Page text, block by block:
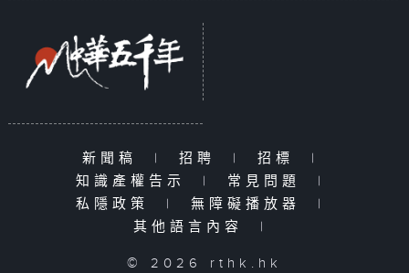
新聞稿 | 招聘 | 招標
|
知識產權告示
| 常見問題
|
私隱政策
| 無障礙播放器
|
其他語言內容
|
© 2026 rthk.hk